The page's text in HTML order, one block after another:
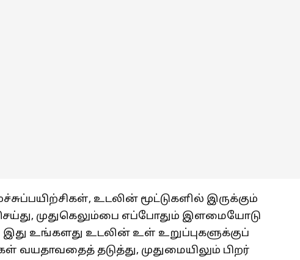
உடலின் மூட்டுகளில் இருக்கும்
முதுகெலும்பை எப்போதும் இளமையோடு
உங்களது உடலின் உள் உறுப்புகளுக்குப்
வயதாவதைத் தடுத்து, முதுமையிலும் பிறர்